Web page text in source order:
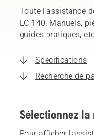
Toute l'assistance
LC 140. Manuels,
guides pratiques,
Spécifications
Recherche de
Sélectionnez la
Pour afficher